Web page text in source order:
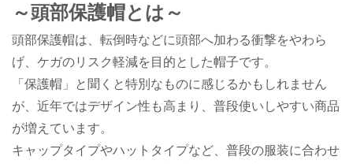
～頭部保護帽とは～
頭部保護帽は、転倒時などに頭部へ加わる衝撃をやわら
げ、ケガのリスク軽減を目的とした帽子です。
「保護帽」と聞くと特別なものに感じるかもしれません
が、近年ではデザイン性も高まり、普段使いしやすい商品
が増えています。
キャップタイプやハットタイプなど、普段の服装に合わせ